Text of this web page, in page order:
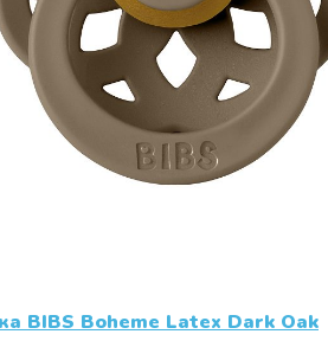
BIBS Boheme Latex Dark Oak